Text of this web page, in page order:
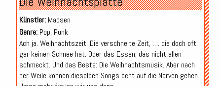
Künstler:Madsen
Genre:Pop, Punk
Ach ja. Weihnachtszeit. Die verschneite Zeit, …. die doch oft
gar keinen Schnee hat. Oder das Essen, das nicht allen
schmeckt. Und das Beste: Die Weihnachtsmusik. Aber nach
ner Weile können dieselben Songs echt auf die Nerven gehen.